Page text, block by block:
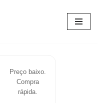
Preço baixo.
Compra
rápida.